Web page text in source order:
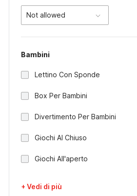
Not allowed
Bambini
Lettino Con Sponde
Box Per Bambini
Divertimento Per Bambini
Giochi Al Chiuso
Giochi All'aperto
+ Vedi di più